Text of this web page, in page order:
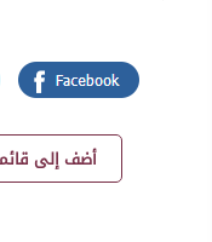
أضف إلى